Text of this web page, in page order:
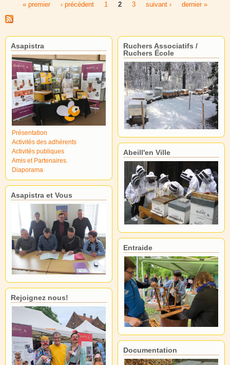
Pages
« premier ‹ précédent 1 2 3 suivant › dernier »
Asapistra
Présentation
Activités des adhérents
Activités publiques
Amis et Partenaires.
Diaporama
Asapistra et Vous
Rejoignez nous!
Ruchers Associatifs /
Ruchers École
Abeill'en Ville
Entraide
Documentation